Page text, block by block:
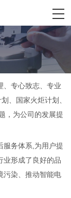
、专心致志、专业
、国家火炬计划、
，为公司的发展提
服务体系,为用户提
业形成了良好的品
污染、推动智能电